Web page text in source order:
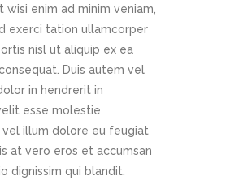
wisi enim ad minim veniam,
exerci tation ullamcorper
nisl ut aliquip ex ea
Duis autem vel
in hendrerit in
esse molestie
vel illum dolore eu feugiat
at vero eros et accumsan
dignissim qui blandit.